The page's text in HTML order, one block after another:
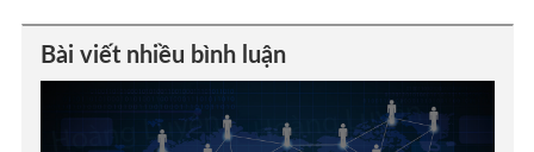
Bài viết nhiều bình luận